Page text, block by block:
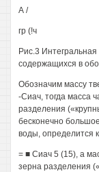
А /
гр (!ч
Рис.3
содержащихся в
Обозначим массу
-Сиач, тогда масса
разделения
бесконечно
воды, определится
= ■ Сиач 5 (15), а
зерна разделения